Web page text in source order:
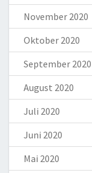
November 2020
Oktober 2020
September 2020
August 2020
Juli 2020
Juni 2020
Mai 2020